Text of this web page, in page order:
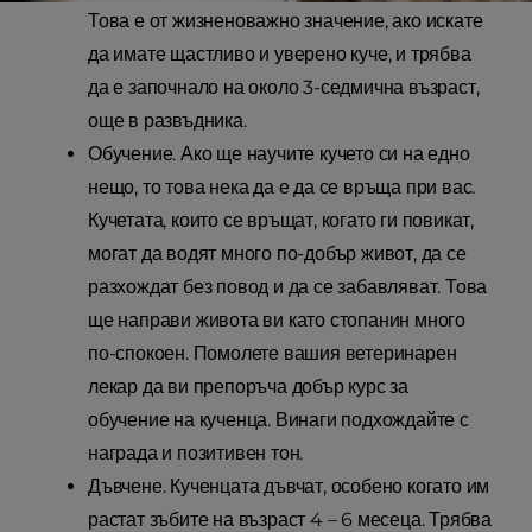
Това е от жизненоважно значение, ако искате
да имате щастливо и уверено куче, и трябва
да е започнало на около 3-седмична възраст,
още в развъдника.
Обучение. Ако ще научите кучето си на едно
нещо, то това нека да е да се връща при вас.
Кучетата, които се връщат, когато ги повикат,
могат да водят много по-добър живот, да се
разхождат без повод и да се забавляват. Това
ще направи живота ви като стопанин много
по-спокоен. Помолете вашия ветеринарен
лекар да ви препоръча добър курс за
обучение на кученца. Винаги подхождайте с
награда и позитивен тон.
Дъвчене. Кученцата дъвчат, особено когато им
растат зъбите на възраст 4 – 6 месеца. Трябва